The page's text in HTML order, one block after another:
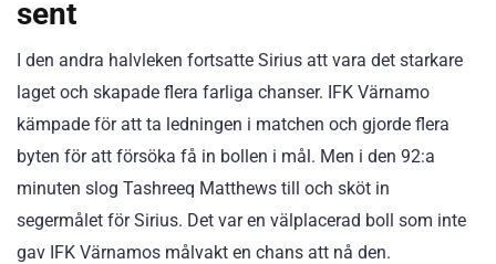
sent
I den andra halvleken fortsatte Sirius att vara det starkare
laget och skapade flera farliga chanser. IFK Värnamo
kämpade för att ta ledningen i matchen och gjorde flera
byten för att försöka få in bollen i mål. Men i den 92:a
minuten slog Tashreeq Matthews till och sköt in
segermålet för Sirius. Det var en välplacerad boll som inte
gav IFK Värnamos målvakt en chans att nå den.